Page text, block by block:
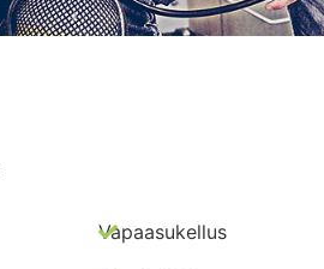
Vapaasukellus